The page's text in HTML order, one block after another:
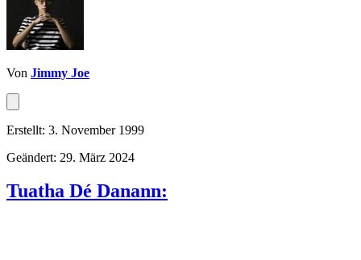
Von Jimmy Joe
Erstellt: 3. November 1999
Geändert: 29. März 2024
Tuatha Dé Danann: